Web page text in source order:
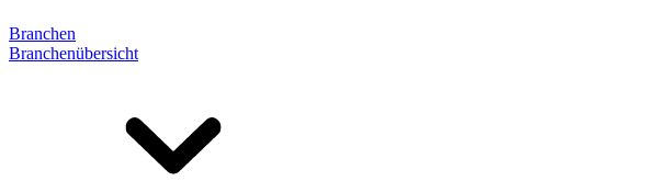
Branchen
Branchenübersicht